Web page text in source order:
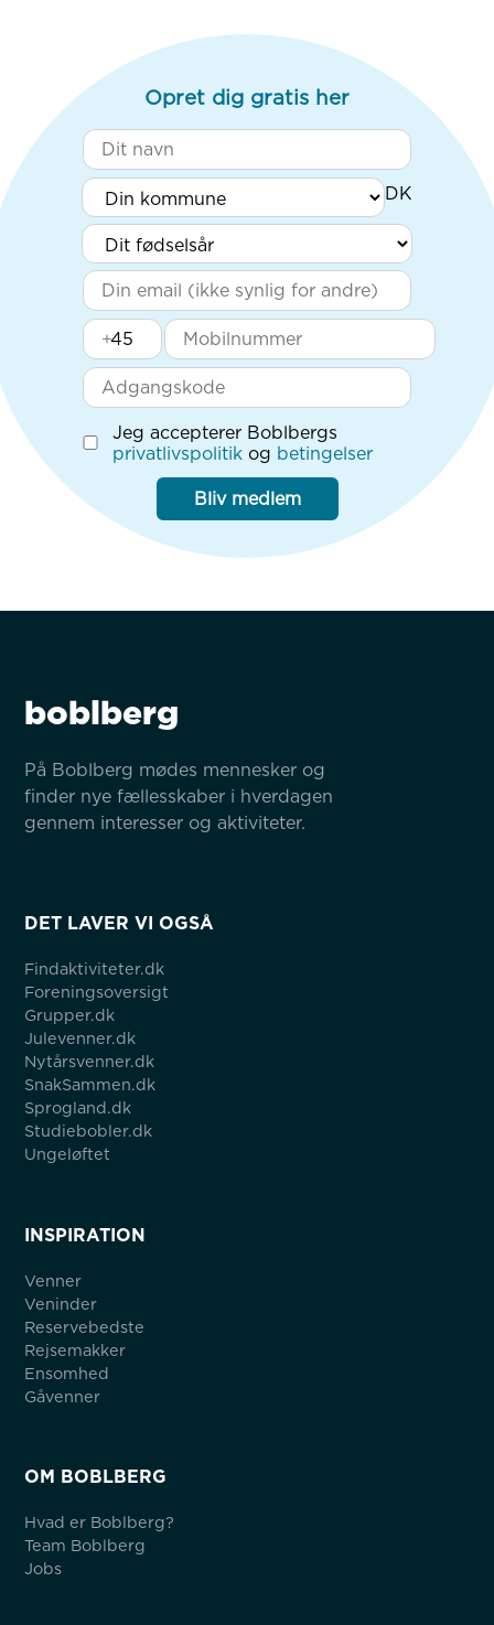
Opret dig gratis her
+
Jeg accepterer Boblbergs
privatlivspolitik og betingelser
Bliv medlem
boblberg
På Boblberg mødes mennesker og
finder nye fællesskaber i hverdagen
gennem interesser og aktiviteter.
DET LAVER VI OGSÅ
Findaktiviteter.dk
Foreningsoversigt
Grupper.dk
Julevenner.dk
Nytårsvenner.dk
SnakSammen.dk
Sprogland.dk
Studiebobler.dk
Ungeløftet
INSPIRATION
Venner
Veninder
Reservebedste
Rejsemakker
Ensomhed
Gåvenner
OM BOBLBERG
Hvad er Boblberg?
Team Boblberg
Jobs